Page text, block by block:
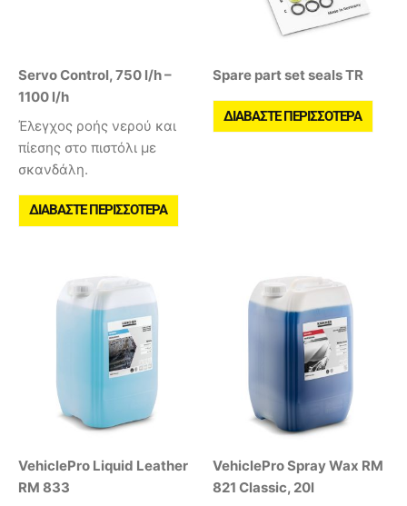
Servo Control, 750 l/h –
1100 l/h
Έλεγχος ροής νερού και
πίεσης στο πιστόλι με
σκανδάλη.
ΔΙΑΒΆΣΤΕ ΠΕΡΙΣΣΌΤΕΡΑ
Spare part set seals TR
ΔΙΑΒΆΣΤΕ ΠΕΡΙΣΣΌΤΕΡΑ
VehiclePro Liquid Leather
RM 833
VehiclePro Spray Wax RM
821 Classic, 20l